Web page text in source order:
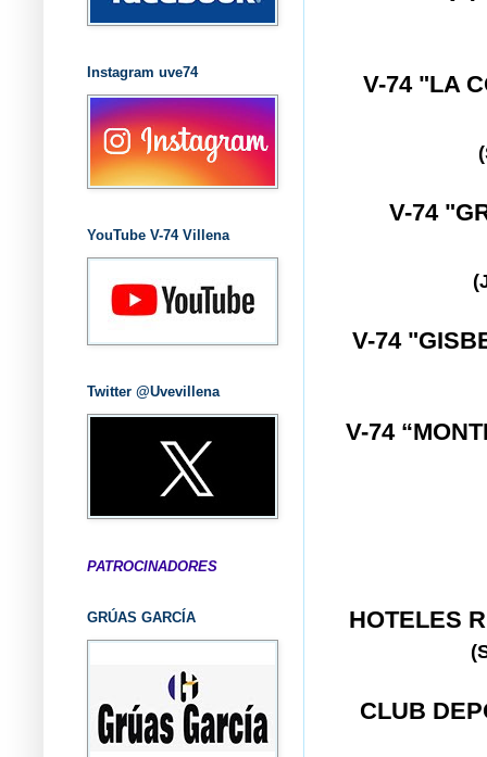
V-74 "LA
V-74
V-74
V-74
HOTELES
CLUB
Instagram uve74
YouTube V-74 Villena
Twitter @Uvevillena
PATROCINADORES
GRÚAS GARCÍA